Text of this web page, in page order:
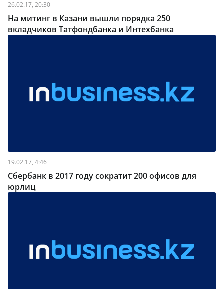
26.02.17, 20:30
На митинг в Казани вышли порядка 250
вкладчиков Татфондбанка и Интехбанка
19.02.17, 4:46
Сбербанк в 2017 году сократит 200 офисов для
юрлиц